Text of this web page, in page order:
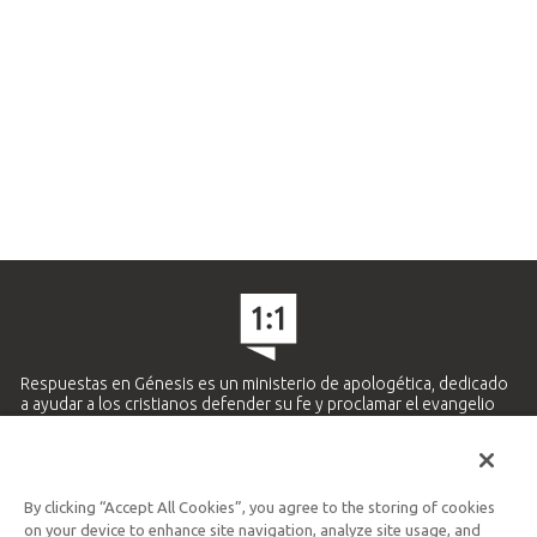
Respuestas en Génesis es un ministerio de apologética, dedicado
a ayudar a los cristianos defender su fe y proclamar el evangelio
Ministerio Hispano y Latinoamericano
By clicking “Accept All Cookies”, you agree to the storing of cookies
on your device to enhance site navigation, analyze site usage, and